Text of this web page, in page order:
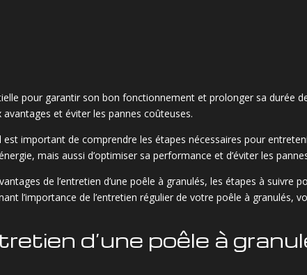
pour garantir son bon fonctionnement et prolonger sa durée
et éviter les pannes coûteuses.
important de comprendre les étapes nécessaires pour
mais aussi d’optimiser sa performance et d’éviter les
de l’entretien d’une poêle à granulés, les étapes à suivre
l’importance de l’entretien régulier de votre poêle à granulés,
d’une poêle à